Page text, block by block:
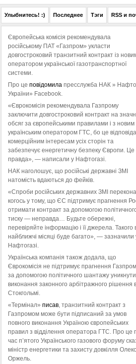
Улыбнитесь! :) Последнее Тэги RSS и
Європейська комісія рекомендувала
російському ПАТ «Газпром» укласти
довгостроковий транзитний контракт із
оператором української газотранспортної
системи.
Про це повідомила пресслужба НАК »
України» Facebook.
«Єврокомісія рекомендувала Газпрому
заключити довгостроковий контракт на
обсяг за європейськими правилами і з новим
українським оператором ГТС, бо це
комерційним інтересам усіх сторін та
забезпечує енергетичну безпеку Європи. Це
правда», — написали у Нафтогазі.
НАК наголошує, що російські державні ЗМІ
натомість вдаються до фейків.
«Спроби російських державних ЗМІ
когось у тому, що ЄС підтримує прагнення
отримати контракт за допомогою
тиску — неправда… Будьте обережні,
перевіряйте інформацію і її джерела. Такого
найближчі місяці буде багато», — зазначили
Нафтогазі.
Українська компанія також додала, що
Єврокомісія не підтримує прагнення
за допомогою політичного шантажу уникнути
виконання законного арбітражного рішення
Стокгольмі.
«Термінал» писав, транзитний контракт з
Газпромом може бути підписаний за умов
повного виконання Україною європейських
правил з відділення оператора ГТС. Про це
час п’ятого Українського газового форуму
міністр енергетики та захисту довкілля
Оржель.